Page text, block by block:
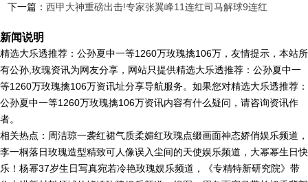
下一篇：西甲大神重磅出击!专家张翼峰11连红司马解球9连红
新闻说明
精选大乐透推荐：公孙夏中一等1260万玫瑰擒106万，友情提示，本站所
有公孙,玫瑰资讯为网友分享，网站只提供精选大乐透推荐：公孙夏中一
等1260万玫瑰擒106万资讯址分享导航服务。如果您对精选大乐透推荐：
公孙夏中一等1260万玫瑰擒106万资讯内容有什么疑问，请咨询资讯作
者。
相关热点：周洁琼一袭红裙气质柔媚红玫瑰点缀画面神态娇俏娱乐频道，
李一桐落日玫瑰造型精致可人像误入尘间的天使娱乐频道，大幂幂生日快
乐！杨幂37岁生日写真宛若冷艳玫瑰娱乐频道，《专精特新研究院》带